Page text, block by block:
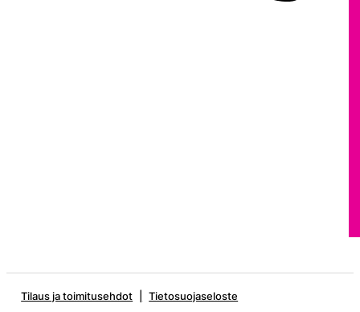
Tilaus ja toimitusehdot Tietosuojaseloste